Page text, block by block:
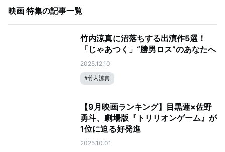
映画 特集の記事一覧
竹内涼真に沼落ちする出演作5選！
「じゃあつく」“勝男ロス”のあなたへ
2025.12.10
#竹内涼真
【9月映画ランキング】目黒蓮×佐野
勇斗、劇場版『トリリオンゲーム』が
1位に迫る好発進
2025.10.01